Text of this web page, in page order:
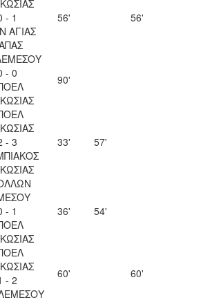
- 1
ΑΓΙΑΣ
56' 56'
- 0
90'
- 3
33' 57'
- 1
36' 54'
- 2
60' 60'